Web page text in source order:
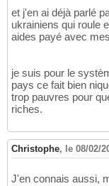
et j'en ai déjà parlé
ukrainiens qui roule
aides payé avec
je suis pour le
pays ce fait bien
trop pauvres pour
riches.
Christophe, le 08/02/
J'en connais aussi,